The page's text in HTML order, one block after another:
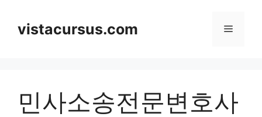
contentvistacursus.com Menu
민사소송전문변호사